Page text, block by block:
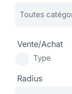
Vente/Achat
Type
Radius